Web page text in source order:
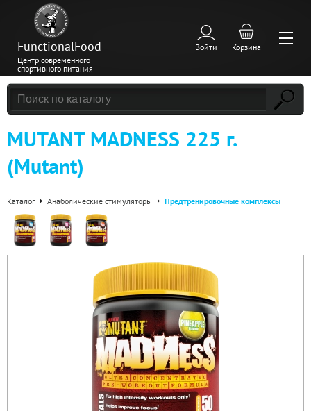
FunctionalFood
Центр современного
спортивного питания
Войти Корзина
MUTANT MADNESS 225 г.
(Mutant)
Каталог Анаболические стимуляторы Предтренировочные комплексы